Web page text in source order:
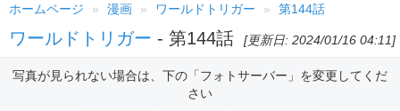
ホームページ 漫画 ワールドトリガー 第144話
ワールドトリガー - 第144話 [更新日: 2024/01/16 04:11]
写真が見られない場合は、下の「フォトサーバー」を変更してくだ
さい